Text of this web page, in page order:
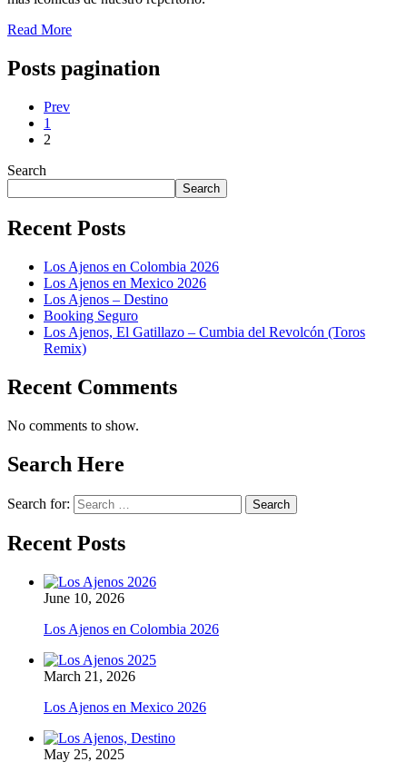
Read More
Posts pagination
Prev
1
2
Search
Search
Recent Posts
Los Ajenos en Colombia 2026
Los Ajenos en Mexico 2026
Los Ajenos – Destino
Booking Seguro
Los Ajenos, El Gatillazo – Cumbia del Revolcón (Toros
Remix)
Recent Comments
No comments to show.
Search Here
Search for:
Recent Posts
June 10, 2026
Los Ajenos en Colombia 2026
March 21, 2026
Los Ajenos en Mexico 2026
May 25, 2025